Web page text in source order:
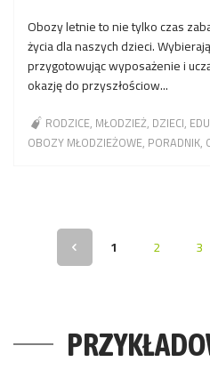
Obozy letnie to nie tylko czas
życia dla naszych dzieci.
przygotowując wyposażenie i
okazję do przyszłościow...
RODZICE MŁODZIEŻ DZIECI
OBOZY MŁODZIEŻOWE PORADNIK
1 2 3